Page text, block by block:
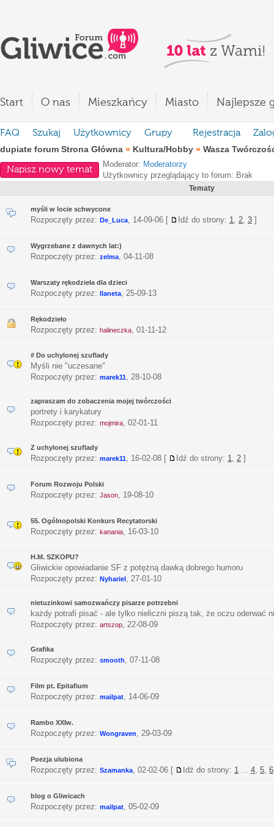
Start O nas Mieszkańcy Miasto Najlepsze
FAQ Szukaj Użytkownicy Grupy Rejestracja
dupiate forum Strona Główna » Kultura/Hobby » Wasza
Napisz nowy temat
Moderator: Moderatorzy
Użytkownicy przeglądający to forum: Brak
Tematy
myśli w locie schwycone
Rozpoczęty przez: De_Luca, 14-09-06 [ Idź do strony: 1, 2, 3 ]
Wygrzebane z dawnych lat:)
Rozpoczęty przez: zelma, 04-11-08
Warszaty rękodzieła dla dzieci
Rozpoczęty przez: llaneta, 25-09-13
Rękodzieło
Rozpoczęty przez: halineczka, 01-11-12
# Do uchylonej szuflady
Myśli nie "uczesane"
Rozpoczęty przez: marek11, 28-10-08
zapraszam do zobaczenia mojej twórczości
portrety i karykatury
Rozpoczęty przez: mojmira, 02-01-11
Z uchylonej szuflady
Rozpoczęty przez: marek11, 16-02-08 [ Idź do strony: 1, 2 ]
Forum Rozwoju Polski
Rozpoczęty przez: Jason, 19-08-10
55. Ogólnopolski Konkurs Recytatorski
Rozpoczęty przez: kanania, 16-03-10
H.M. SZKOPU?
Gliwickie opowiadanie SF z potężną dawką dobrego humoru
Rozpoczęty przez: Nyhariel, 27-01-10
nietuzinkowi samozwańczy pisarze potrzebni
każdy potrafi pisać - ale tylko nieliczni piszą tak, że oczu oderwać
Rozpoczęty przez: artszop, 22-08-09
Grafika
Rozpoczęty przez: smooth, 07-11-08
Film pt. Epitafium
Rozpoczęty przez: mailpat, 14-06-09
Rambo XXIw.
Rozpoczęty przez: Wongraven, 29-03-09
Poezja ulubiona
Rozpoczęty przez: Szamanka, 02-02-06 [ Idź do strony: 1 ... 4, 5, 6
blog o Gliwicach
Rozpoczęty przez: mailpat, 05-02-09